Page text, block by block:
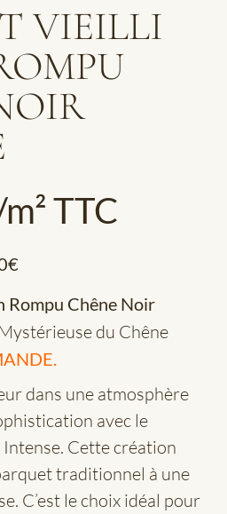
VIEILLI
TTC
€
Rompu Chêne Noir
Mystérieuse du Chêne
dans une atmosphère
avec le
Cette création
traditionnel à une
C’est le choix idéal pour